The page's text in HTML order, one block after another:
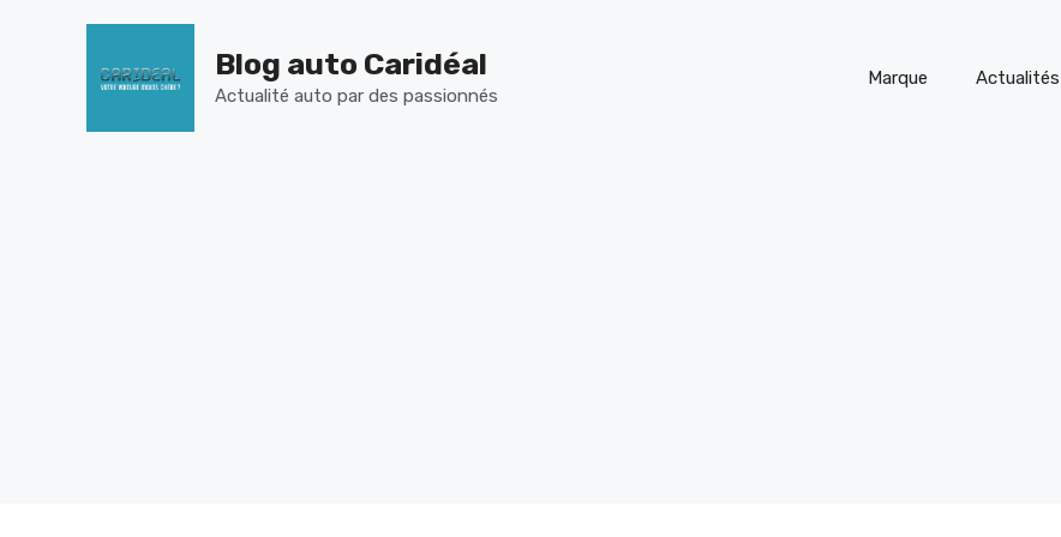
Blog auto Caridéal
Actualité auto par des passionnés
Marque Actualités